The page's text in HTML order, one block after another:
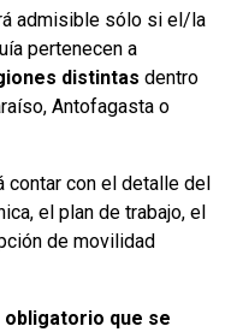
admisible sólo si el/la
pertenecen a
distintas dentro
Antofagasta o
contar con el detalle del
el plan de trabajo, el
de movilidad
que se